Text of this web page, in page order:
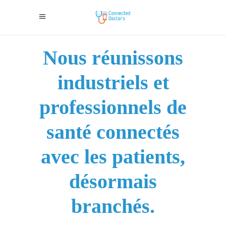
Nous réunissons
industriels et
professionnels de
santé connectés
avec les patients,
désormais
branchés.